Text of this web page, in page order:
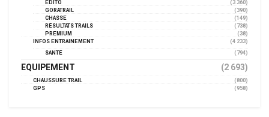
EDITO
(3 360)
GORATRAIL
(390)
CHASSE
(149)
RÉSULTATS TRAILS
(738)
PREMIUM
(38)
INFOS ENTRAINEMENT
(4 233)
SANTÉ
(794)
EQUIPEMENT (2 693)
CHAUSSURE TRAIL
(800)
GPS
(958)